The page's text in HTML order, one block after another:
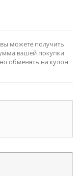
вы можете получить
вашей покупки
обменять на купон